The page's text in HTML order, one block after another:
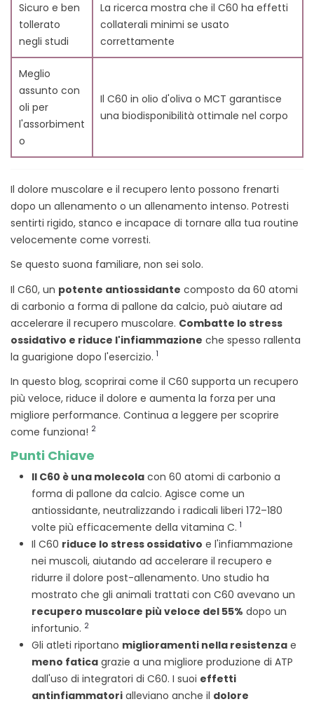
Sicuro e ben
tollerato
negli studi
La ricerca mostra che il C60 ha effetti
collaterali minimi se usato
correttamente
Meglio
assunto con
oli per
l'assorbiment
o
Il C60 in olio d'oliva o MCT garantisce
una biodisponibilità ottimale nel corpo
Il dolore muscolare e il recupero lento possono frenarti
dopo un allenamento o un allenamento intenso. Potresti
sentirti rigido, stanco e incapace di tornare alla tua routine
velocemente come vorresti.
Se questo suona familiare, non sei solo.
Il C60, un potente antiossidante composto da 60 atomi
di carbonio a forma di pallone da calcio, può aiutare ad
accelerare il recupero muscolare. Combatte lo stress
ossidativo e riduce l'infiammazione che spesso rallenta
la guarigione dopo l'esercizio. 1
In questo blog, scoprirai come il C60 supporta un recupero
più veloce, riduce il dolore e aumenta la forza per una
migliore performance. Continua a leggere per scoprire
come funziona! 2
Punti Chiave
Il C60 è una molecola con 60 atomi di carbonio a
forma di pallone da calcio. Agisce come un
antiossidante, neutralizzando i radicali liberi 172–180
volte più efficacemente della vitamina C. 1
Il C60 riduce lo stress ossidativo e l'infiammazione
nei muscoli, aiutando ad accelerare il recupero e
ridurre il dolore post-allenamento. Uno studio ha
mostrato che gli animali trattati con C60 avevano un
recupero muscolare più veloce del 55% dopo un
infortunio. 2
Gli atleti riportano miglioramenti nella resistenza e
meno fatica grazie a una migliore produzione di ATP
dall'uso di integratori di C60. I suoi effetti
antinfiammatori alleviano anche il dolore